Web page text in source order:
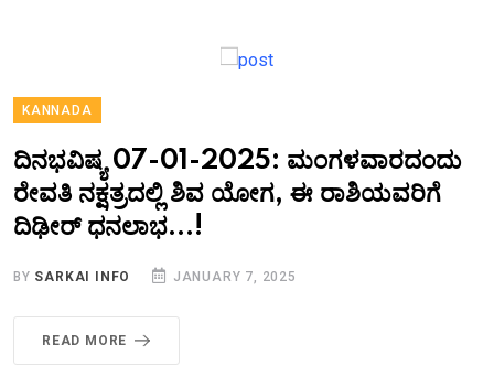
KANNADA
ದಿನಭವಿಷ್ಯ 07-01-2025: ಮಂಗಳವಾರದಂದು
ರೇವತಿ ನಕ್ಷತ್ರದಲ್ಲಿ ಶಿವ ಯೋಗ, ಈ ರಾಶಿಯವರಿಗೆ
ದಿಢೀರ್ ಧನಲಾಭ...!
BY SARKAI INFO JANUARY 7, 2025
READ MORE